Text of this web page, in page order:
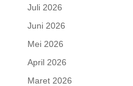
Juli 2026
Juni 2026
Mei 2026
April 2026
Maret 2026